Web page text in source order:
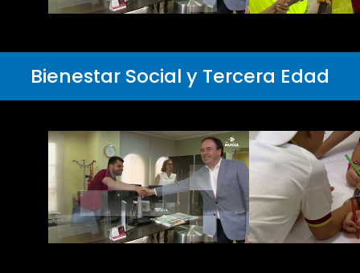
Bienestar Social y Tercera Edad